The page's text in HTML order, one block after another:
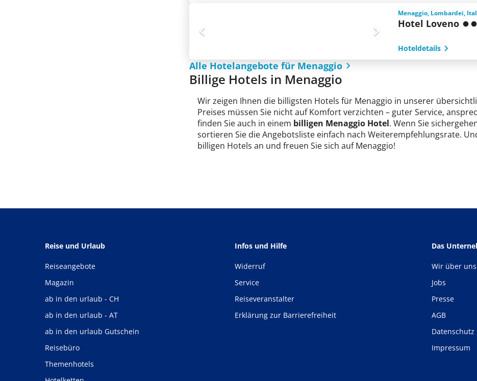
Menaggio, Lombardei,
Hotel Loveno
Hoteldetails
Alle Hotelangebote für Menaggio
Billige Hotels in Menaggio
Wir zeigen Ihnen die billigsten Hotels für Menaggio in unserer
Preises müssen Sie nicht auf Komfort verzichten – guter Service,
finden Sie auch in einem billigen Menaggio Hotel. Wenn Sie
sortieren Sie die Angebotsliste einfach nach Weiterempfehlungsrate.
billigen Hotels an und freuen Sie sich auf Menaggio!
Reise und Urlaub
Reiseangebote
Magazin
ab in den urlaub - CH
ab in den urlaub - AT
ab in den urlaub Gutschein
Reisebüro
Themenhotels
Infos und Hilfe
Widerruf
Service
Reiseveranstalter
Erklärung zur Barrierefreiheit
Das
Wir über uns
Jobs
Presse
AGB
Datenschutz
Impressum